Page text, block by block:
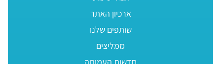
ארכיון האתר
שותפים שלנו
ממליצים
חדשות העמותה